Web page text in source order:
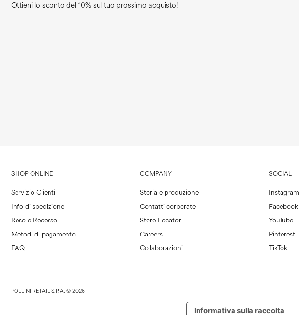
Ottieni lo sconto del 10% sul tuo prossimo acquisto!
SHOP ONLINE
Servizio Clienti
Info di spedizione
Reso e Recesso
Metodi di pagamento
FAQ
COMPANY
Storia e produzione
Contatti corporate
Store Locator
Careers
Collaborazioni
SOCIAL
Instagram
Facebook
YouTube
Pinterest
TikTok
POLLINI RETAIL S.P.A. © 2026
Informativa sulla raccolta